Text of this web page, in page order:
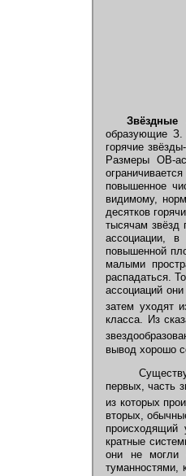
Звёздные
образующие З.
горячие
Размеры ОВ-
повышенное
видимому,
десятков
тысячам звёзд
ассоциации,
повышенной
малыми
распадаться.
ассоциаций
затем уходят
класса. Из
вывод хорошо
первых, часть
из которых
вторых,
происходящий
кратные
они не могли
туманностями,